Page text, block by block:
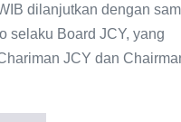
dilanjutkan dengan
selaku Board JCY, yang
JCY dan